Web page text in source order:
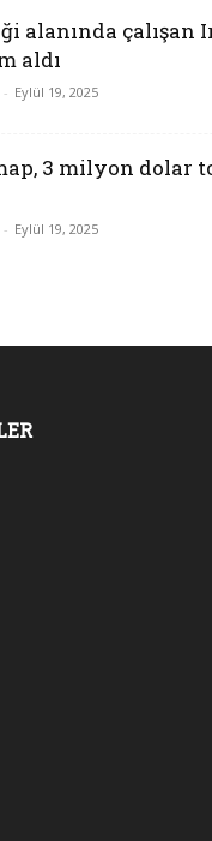
alanında çalışan
aldı
- Eylül 19, 2025
3 milyon dolar
- Eylül 19, 2025